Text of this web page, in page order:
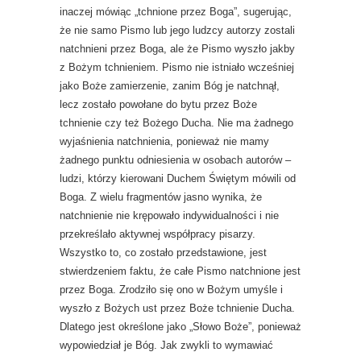
inaczej mówiąc „tchnione przez Boga”, sugerując,
że nie samo Pismo lub jego ludzcy autorzy zostali
natchnieni przez Boga, ale że Pismo wyszło jakby
z Bożym tchnieniem. Pismo nie istniało wcześniej
jako Boże zamierzenie, zanim Bóg je natchnął,
lecz zostało powołane do bytu przez Boże
tchnienie czy też Bożego Ducha. Nie ma żadnego
wyjaśnienia natchnienia, ponieważ nie mamy
żadnego punktu odniesienia w osobach autorów –
ludzi, którzy kierowani Duchem Świętym mówili od
Boga. Z wielu fragmentów jasno wynika, że
natchnienie nie krępowało indywidualności i nie
przekreślało aktywnej współpracy pisarzy.
Wszystko to, co zostało przedstawione, jest
stwierdzeniem faktu, że całe Pismo natchnione jest
przez Boga. Zrodziło się ono w Bożym umyśle i
wyszło z Bożych ust przez Boże tchnienie Ducha.
Dlatego jest określone jako „Słowo Boże”, ponieważ
wypowiedział je Bóg. Jak zwykli to wymawiać